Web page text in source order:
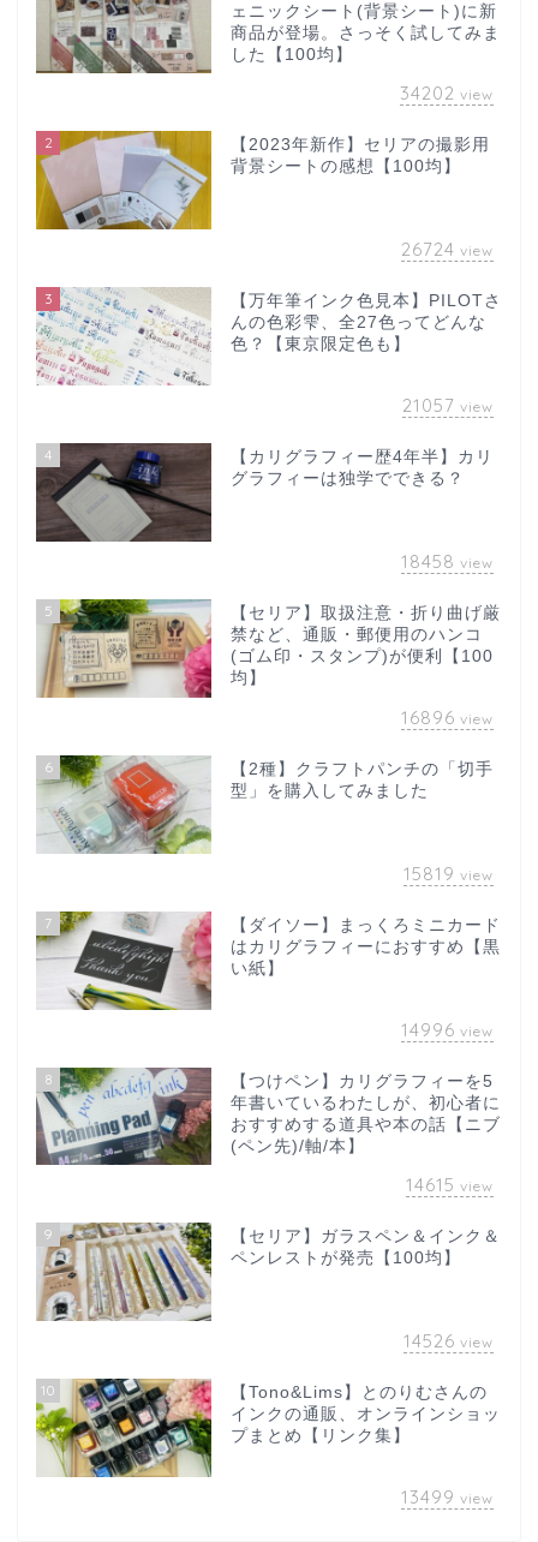
ェニックシート(背景シート)に新
商品が登場。さっそく試してみま
した【100均】
34202 view
2
【2023年新作】セリアの撮影用
背景シートの感想【100均】
26724 view
3
【万年筆インク色見本】PILOTさ
んの色彩雫、全27色ってどんな
色？【東京限定色も】
21057 view
4
【カリグラフィー歴4年半】カリ
グラフィーは独学でできる？
18458 view
5
【セリア】取扱注意・折り曲げ厳
禁など、通販・郵便用のハンコ
(ゴム印・スタンプ)が便利【100
均】
16896 view
6
【2種】クラフトパンチの「切手
型」を購入してみました
15819 view
7
【ダイソー】まっくろミニカード
はカリグラフィーにおすすめ【黒
い紙】
14996 view
8
【つけペン】カリグラフィーを5
年書いているわたしが、初心者に
おすすめする道具や本の話【ニブ
(ペン先)/軸/本】
14615 view
9
【セリア】ガラスペン＆インク＆
ペンレストが発売【100均】
14526 view
10
【Tono&Lims】とのりむさんの
インクの通販、オンラインショッ
プまとめ【リンク集】
13499 view